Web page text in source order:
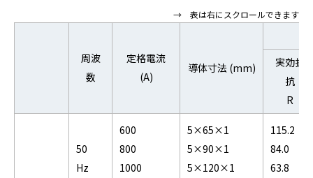
→ 表は右にスクロールできます
周波
数
定格電流
(A)
導体寸法 (mm)
実効抵
抗
R
50
Hz
600
800
1000
5×65×1
5×90×1
5×120×1
115.2
84.0
63.8